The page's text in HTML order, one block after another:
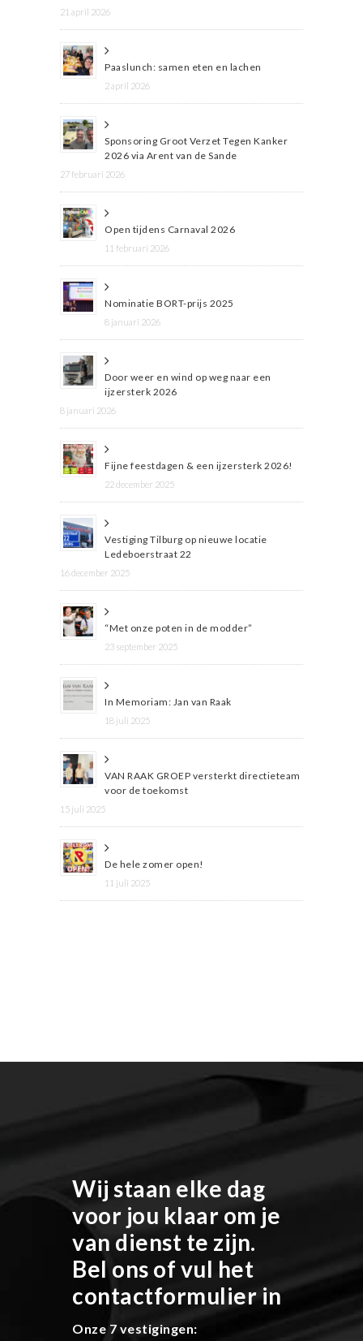
21 april 2026
Paaslunch: samen eten en lachen
2 april 2026
Sponsoring Groot Verzet Tegen Kanker
2026 via Arent van de Sande
27 februari 2026
Open tijdens Carnaval 2026
11 februari 2026
Nominatie BORT-prijs 2025
8 januari 2026
Door weer en wind op weg naar een
ijzersterk 2026
8 januari 2026
Fijne feestdagen & een ijzersterk 2026!
22 december 2025
Vestiging Tilburg op nieuwe locatie
Ledeboerstraat 22
16 december 2025
“Met onze poten in de modder”
23 september 2025
In Memoriam: Jan van Raak
18 juli 2025
VAN RAAK GROEP versterkt directieteam
voor de toekomst
15 juli 2025
De hele zomer open!
11 juli 2025
Wij staan elke dag
voor jou klaar om je
van dienst te zijn.
Bel ons of vul het
contactformulier in
Onze 7 vestigingen: